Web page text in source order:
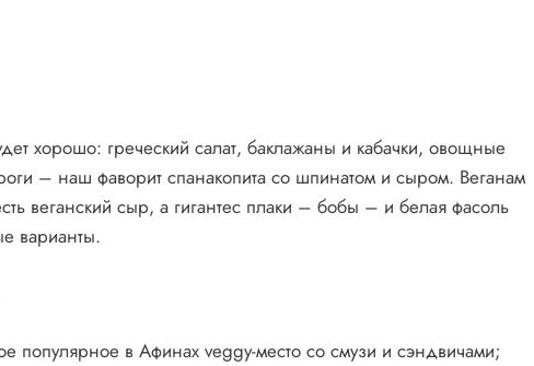
хорошо: греческий салат, баклажаны и кабачки, овощные
– наш фаворит спанакопита со шпинатом и сыром. Веганам
веганский сыр, а гигантес плаки – бобы – и белая фасоль
варианты.
популярное в Афинах veggy-место со смузи и сэндвичами;